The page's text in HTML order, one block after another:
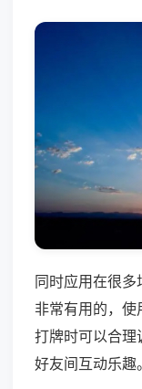
同时应用在很
非常有用的，
打牌时可以合理
好友间互动乐趣。